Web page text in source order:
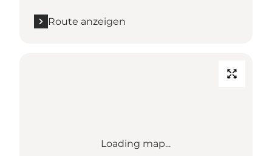
Route anzeigen
Loading map...